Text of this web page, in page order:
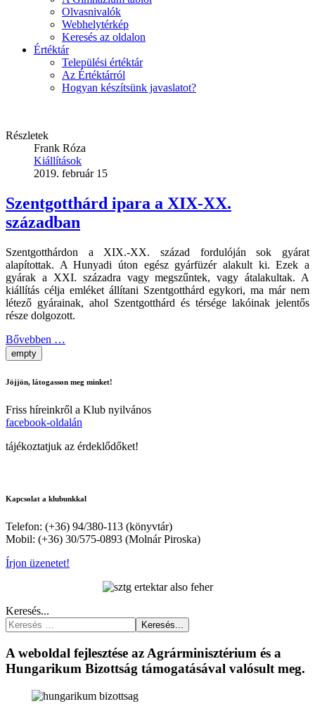
Olvasnivalók
Webhelytérkép
Keresés az oldalon
Értéktár
Települési értéktár
Az Értéktárról
Hogyan készítsünk javaslatot?
Részletek
Frank Róza
Kiállítások
2019. február 15
Szentgotthárd ipara a XIX-XX.
században
Szentgotthárdon a XIX.-XX. század fordulóján sok gyárat
alapítottak. A Hunyadi úton egész gyárfüzér alakult ki. Ezek a
gyárak a XXI. századra vagy megszűntek, vagy átalakultak. A
kiállítás célja emléket állítani Szentgotthárd egykori, ma már nem
létező gyárainak, ahol Szentgotthárd és térsége lakóinak jelentős
része dolgozott.
Bővebben …
empty
Jöjjön, látogasson meg minket!
Friss híreinkről a Klub nyilvános
facebook-oldalán
tájékoztatjuk az érdeklődőket!
Kapcsolat a klubunkkal
Telefon: (+36) 94/380-113 (könyvtár)
Mobil: (+36) 30/575-0893 (Molnár Piroska)
Írjon üzenetet!
Keresés...
Keresés...
A weboldal fejlesztése az Agrárminisztérium és a
Hungarikum Bizottság támogatásával valósult meg.